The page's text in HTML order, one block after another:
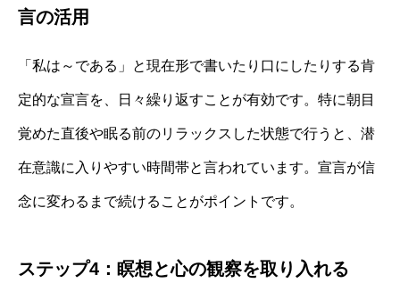
言の活用
「私は～である」と現在形で書いたり口にしたりする肯
定的な宣言を、日々繰り返すことが有効です。特に朝目
覚めた直後や眠る前のリラックスした状態で行うと、潜
在意識に入りやすい時間帯と言われています。宣言が信
念に変わるまで続けることがポイントです。
ステップ4：瞑想と心の観察を取り入れる